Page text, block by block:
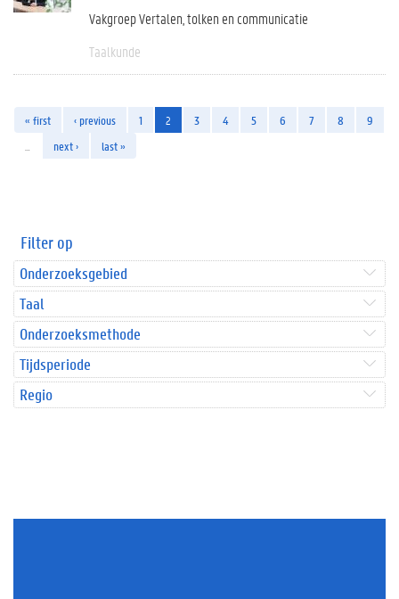
Vakgroep Vertalen, tolken en communicatie
Taalkunde
« first ‹ previous 1 2 3 4 5 6 7 8
9
next › last »
Filter op
Onderzoeksgebied
Taal
Onderzoeksmethode
Tijdsperiode
Regio